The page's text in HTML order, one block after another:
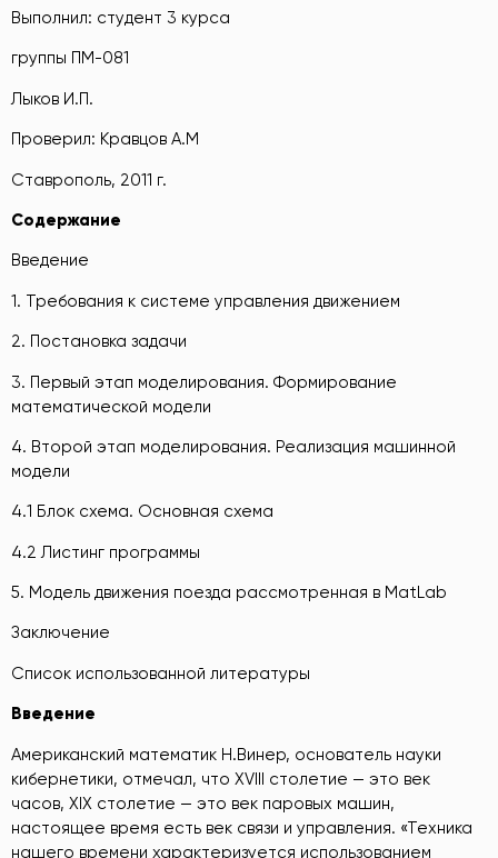
Выполнил: студент 3 курса
группы ПМ-081
Лыков И.П.
Проверил: Кравцов А.М
Ставрополь, 2011 г.
Содержание
Введение
1. Требования к системе управления движением
2. Постановка задачи
3. Первый этап моделирования. Формирование
математической модели
4. Второй этап моделирования. Реализация машинной
модели
4.1 Блок схема. Основная схема
4.2 Листинг программы
5. Модель движения поезда рассмотренная в MatLab
Заключение
Список использованной литературы
Введение
Американский математик Н.Винер, основатель науки
кибернетики, отмечал, что XVIII столетие — это век
часов, XIX столетие — это век паровых машин,
настоящее время есть век связи и управления. «Техника
нашего времени характеризуется использованием